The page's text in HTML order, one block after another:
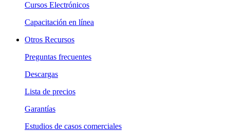
Cursos Electrónicos
Capacitación en línea
Otros Recursos
Preguntas frecuentes
Descargas
Lista de precios
Garantías
Estudios de casos comerciales